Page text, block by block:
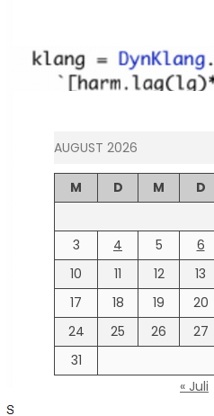
AUGUST 2026
M D M D
3
4 5 6
10
11 12 13
17
18 19 20
24
25 26 27
31
« Juli